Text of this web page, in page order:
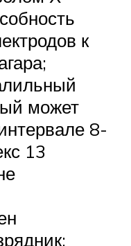
к
может
8-
13